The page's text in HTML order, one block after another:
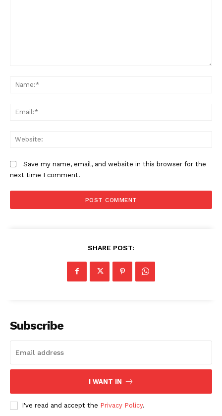
Save my name, email, and website in this browser for the
next time I comment.
SHARE POST:
Subscribe
I WANT IN
I've read and accept the Privacy Policy.